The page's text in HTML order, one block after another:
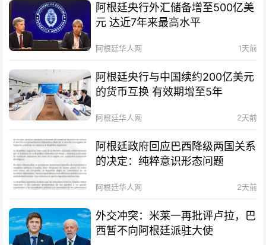
阿根廷央行外汇储备增至500亿美
元 达近7年来最高水平
阿根廷华人网 1天前
阿根廷央行与中国续约200亿美元
的货币互换 有效期增至5年
阿根廷华人网 2天前
阿根廷政府回应巴西降级两国关系
的决定：纯粹意识形态问题
阿根廷华人网 2天前
外交冲突：米莱一再批评卢拉，巴
西暂不向阿根廷派驻大使